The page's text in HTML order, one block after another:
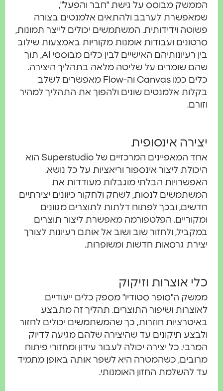
מבוסס על גישת "חבר והפעל",
לערבב ולהתאים אלמנטים בצורה
וידידותית. המשתמשים יכולים לייצר תמונות,
ועבודות אומנות מקוריות באמצעות שילוב
בין רעיונותיהם האישיים לבין כלים מבוססי AI, תוך
שומרים על שליטה מלאה בתהליך היצירה.
כלים כמו Canvas וה-Flow מאפשרים לשלב
אלמנטים שונים ולהפוך את התהליך למהיר
אינסופית
אחד המאפיינים המרכזיים של Superstudio הוא
ליצור אינספור וריאציות על כל נושא.
הבלתי מוגבלות מעודדות את
לנסות, לשחק ולחקור כיוונים יצירתיים
ובכך לפתוח דלתות לתוצרים מגוונים
הפלטפורמה מאפשרת ליצור תוצרים
ולחזור שוב ושוב אל אותם רעיונות לצורך
גרסאות חדשות ומשופרות.
אוצרות וזיקוק
ה"סופר סטודיו" מספק כלים ייעודיים
ושיפור התוצרים. תהליך זה מתבצע
חוזרות, כך שהמשתמשים יכולים לחזור
תיקונים עד שהיצירה שלהם מגיעה לדיוק
כל יצירה יכולה לעבור עידון ומחזורי פיתוח
כשהמטרה היא לשפר אותה באופן מתמיד
להשלמת החזון האומנותי.